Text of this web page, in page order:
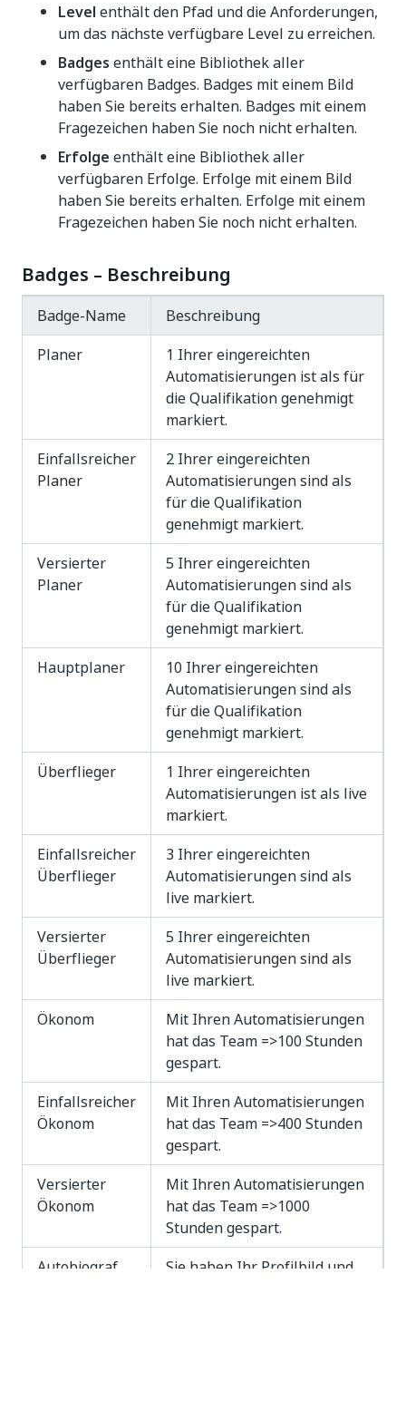
Level enthält den Pfad und die Anforderungen,
um das nächste verfügbare Level zu erreichen.
Badges enthält eine Bibliothek aller
verfügbaren Badges. Badges mit einem Bild
haben Sie bereits erhalten. Badges mit einem
Fragezeichen haben Sie noch nicht erhalten.
Erfolge enthält eine Bibliothek aller
verfügbaren Erfolge. Erfolge mit einem Bild
haben Sie bereits erhalten. Erfolge mit einem
Fragezeichen haben Sie noch nicht erhalten.
Badges – Beschreibung
Badge-Name
Beschreibung
Planer
1 Ihrer eingereichten
Automatisierungen ist als für
die Qualifikation genehmigt
markiert.
Einfallsreicher
Planer
2 Ihrer eingereichten
Automatisierungen sind als
für die Qualifikation
genehmigt markiert.
Versierter
Planer
5 Ihrer eingereichten
Automatisierungen sind als
für die Qualifikation
genehmigt markiert.
Hauptplaner
10 Ihrer eingereichten
Automatisierungen sind als
für die Qualifikation
genehmigt markiert.
Überflieger
1 Ihrer eingereichten
Automatisierungen ist als live
markiert.
Einfallsreicher
Überflieger
3 Ihrer eingereichten
Automatisierungen sind als
live markiert.
Versierter
Überflieger
5 Ihrer eingereichten
Automatisierungen sind als
live markiert.
Ökonom
Mit Ihren Automatisierungen
hat das Team =>100 Stunden
gespart.
Einfallsreicher
Ökonom
Mit Ihren Automatisierungen
hat das Team =>400 Stunden
gespart.
Versierter
Ökonom
Mit Ihren Automatisierungen
hat das Team =>1000
Stunden gespart.
Autobiograf
Sie haben Ihr Profilbild und